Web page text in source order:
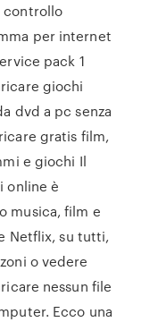
controllo
per internet
pack 1
giochi
dvd a pc senza
gratis film,
e giochi Il
online è
musica, film e
Netflix, su tutti,
o vedere
nessun file
Ecco una